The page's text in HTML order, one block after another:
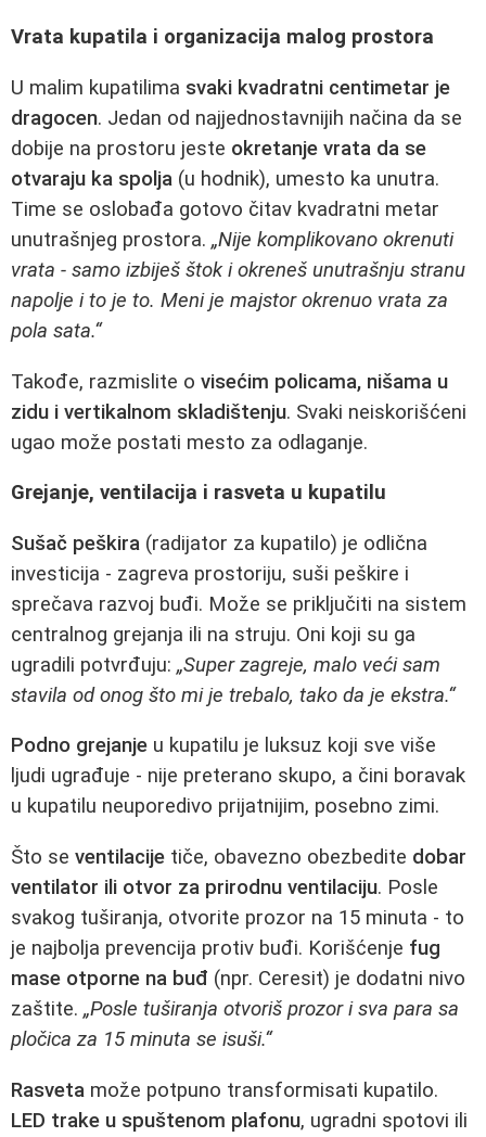
Vrata kupatila i organizacija malog prostora
U malim kupatilima svaki kvadratni centimetar je
dragocen. Jedan od najjednostavnijih načina da se
dobije na prostoru jeste okretanje vrata da se
otvaraju ka spolja (u hodnik), umesto ka unutra.
Time se oslobađa gotovo čitav kvadratni metar
unutrašnjeg prostora. „Nije komplikovano okrenuti
vrata - samo izbiješ štok i okreneš unutrašnju stranu
napolje i to je to. Meni je majstor okrenuo vrata za
pola sata.“
Takođe, razmislite o visećim policama, nišama u
zidu i vertikalnom skladištenju. Svaki neiskorišćeni
ugao može postati mesto za odlaganje.
Grejanje, ventilacija i rasveta u kupatilu
Sušač peškira (radijator za kupatilo) je odlična
investicija - zagreva prostoriju, suši peškire i
sprečava razvoj buđi. Može se priključiti na sistem
centralnog grejanja ili na struju. Oni koji su ga
ugradili potvrđuju: „Super zagreje, malo veći sam
stavila od onog što mi je trebalo, tako da je ekstra.“
Podno grejanje u kupatilu je luksuz koji sve više
ljudi ugrađuje - nije preterano skupo, a čini boravak
u kupatilu neuporedivo prijatnijim, posebno zimi.
Što se ventilacije tiče, obavezno obezbedite dobar
ventilator ili otvor za prirodnu ventilaciju. Posle
svakog tuširanja, otvorite prozor na 15 minuta - to
je najbolja prevencija protiv buđi. Korišćenje fug
mase otporne na buđ (npr. Ceresit) je dodatni nivo
zaštite. „Posle tuširanja otvoriš prozor i sva para sa
pločica za 15 minuta se isuši.“
Rasveta može potpuno transformisati kupatilo.
LED trake u spuštenom plafonu, ugradni spotovi ili